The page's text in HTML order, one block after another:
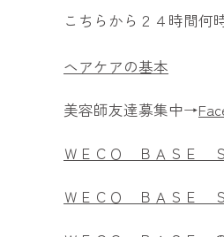
こちらから２４時間
ヘアケアの基本
美容師友達募集中→
ＷＥＣＯ ＢＡＳＥ
ＷＥＣＯ ＢＡＳＥ